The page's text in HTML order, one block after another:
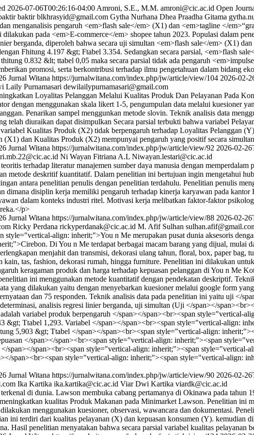
2026-07-06T00:26:16-04:00 Amroni, S.E., M.M. amroni@cic.ac.id Open
baktir blkhrasyid@gmail.com Gytha Nurhana Dhea Praadha Gitama
menganalisis pengaruh <em>flash sale</em> (X1) dan <em>tagline </
pada <em>E-commerce</em> shopee tahun 2023. Populasi dalam
berganda, diperoleh bahwa secara uji simultan <em>flash sale</em> (X1)
Fhitung 4.197 &gt; Ftabel 3.354. Sedangkan secara parsial, <em>flash
0.832 &lt; ttabel 0,05 maka secara parsial tidak ada pengaruh
promosi, serta berkontribusi terhadap ilmu pengetahuan dalam bidang
Jurnal Witana https://jurnalwitana.com/index.php/jw/article/view/104 2026-02-
Laily Purnamasari dewilailypurnamasari@gmail.com
Loyalitas Pelanggan Melalui Kualitas Produk Dan Pelayanan Pada
dengan menggunakan skala likert 1-5, pengumpulan data melalui kuesioner
Penarikan sampel menggunkan metode slovin. Teknik analisis data
telah diuraikan dapat disimpulkan Secara parsial terbukti bahwa variabel
Kualitas Produk (X2) tidak berpengaruh terhadap Loyalitas Pelanggan
dan Kualitas Produk (X2) mempunyai pengaruh yang positif secara
Jurnal Witana https://jurnalwitana.com/index.php/jw/article/view/92 2026-02-
Ni Wayan Fitriana A.L Niwayan.lestari@cic.ac.id
terhadap literatur manajemen sumber daya manusia dengan
metode deskritif kuantitatif. Dalam penelitian ini bertujuan ingin mengetahui
antara penelitian penulis dengan penelitian terdahulu. Penelitian penulis
dimana disiplin kerja memiliki pengaruh terhadap kinerja karyawan pada
dalam konteks industri ritel. Motivasi kerja melibatkan faktor-faktor
p>
Jurnal Witana https://jurnalwitana.com/index.php/jw/article/view/88 2026-02-
Ricky Perdana rickyperdanak@cic.ac.id M. Afif Sulhan
align: inherit;">You n Me merupakan pusat dunia aksesoris
Di You n Me terdapat berbagai macam barang yang dijual, mulai
menjahit dan transmisi, dekorasi ulang tahun, floral, box, paper bag,
tas, fashion, dekorasi rumah, hingga furniture. Penelitian ini dilakukan
keragaman produk dan harga terhadap kepuasan pelanggan di You n Me
ini menggunakan metode kuantitatif dengan pendekatan deskriptif.
yang dilakukan yaitu dengan menyebarkan kuesioner melalui google form
dan 75 responden. Teknik analisis data pada penelitian ini yaitu uji </
analisis regresi linier berganda, uji simultan (Uji </span></
variabel produk berpengaruh </span></span><br><span style="vertical-
&gt; Ttabel 1,293. Variabel </span></span><br><span style="vertical-align:
5,903 &gt; Ttabel </span></span><br><span style="vertical-align:
</span></span><br><span style="vertical-align: inherit;"><span
span></span><br><span style="vertical-align: inherit;"><span style="vertical-
span><br><span style="vertical-align: inherit;"><span style="vertical-align:
Jurnal Witana https://jurnalwitana.com/index.php/jw/article/view/90 2026-02-
Ika Kartika ika.kartika@cic.ac.id Viar Dwi Kartika viardk@cic.ac.id
di dunia. Lawson membuka cabang pertamanya di Okinawa pada
kualitas Produk Makanan pada Minimarket Lawson. Penelitian ini
menggunakan kuesioner, observasi, wawancara dan dokumentasi.
ini terdiri dari kualitas pelayanan (X) dan kepuasan konsumen (Y). kemudian
Hasil penelitian menyatakan bahwa secara parsial variabel kualitas